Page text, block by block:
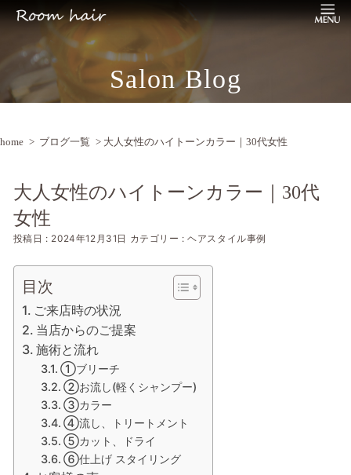
Salon Blog
home > ブログ一覧 > 大人女性のハイトーンカラー｜30代女性
大人女性のハイトーンカラー｜30代
女性
投稿日 : 2024年12月31日 カテゴリー : ヘアスタイル事例
目次
ご来店時の状況
当店からのご提案
施術と流れ
①ブリーチ
②お流し(軽くシャンプー)
③カラー
④流し、トリートメント
⑤カット、ドライ
⑥仕上げ スタイリング